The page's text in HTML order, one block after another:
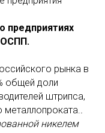
предприятиях
ОСПП.
рынка в
общей доли
штрипса,
металлопроката.
никелем